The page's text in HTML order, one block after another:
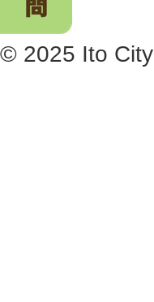
© 2025 Ito City